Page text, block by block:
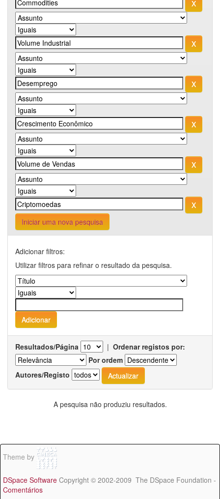
Iniciar uma nova pesquisa
Adicionar filtros:
Utilizar filtros para refinar o resultado da pesquisa.
Resultados/Página | Ordenar registos por:
Por ordem
Autores/Registo
A pesquisa não produziu resultados.
Theme by
DSpace Software Copyright © 2002-2009 The DSpace Foundation -
Comentários